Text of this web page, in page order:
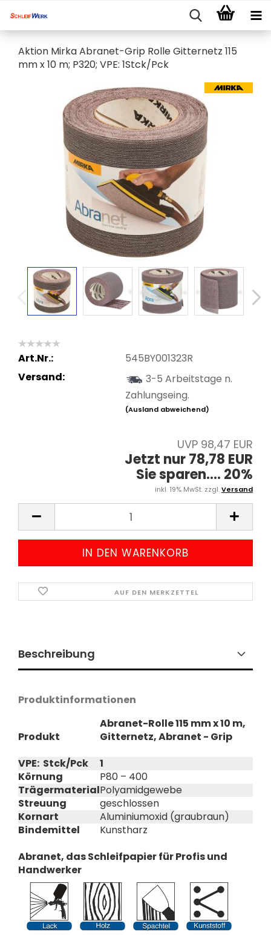
Aktion Mirka Abranet-Grip Rolle Gitternetz 115
mm x 10 m; P320; VPE: 1Stck/Pck
Art.Nr.:
545BY001323R
Versand:
3-5 Arbeitstage n.
Zahlungseing.
(Ausland abweichend)
UVP 98,47 EUR
Jetzt nur 78,78 EUR
Sie sparen.... 20%
inkl. 19% MwSt. zzgl.Versand
AUF DEN MERKZETTEL
Beschreibung
Produkt
Abranet-Rolle 115 mm x 10 m,
Gitternetz, Abranet - Grip
Produktinformationen
VPE: Stck/Pck
1
Körnung
P80 – 400
TrägermaterialPolyamidgewebe
Streuung
geschlossen
Kornart
Aluminiumoxid (graubraun)
Bindemittel
Kunstharz
Abranet, das Schleifpapier für Profis und
Handwerker